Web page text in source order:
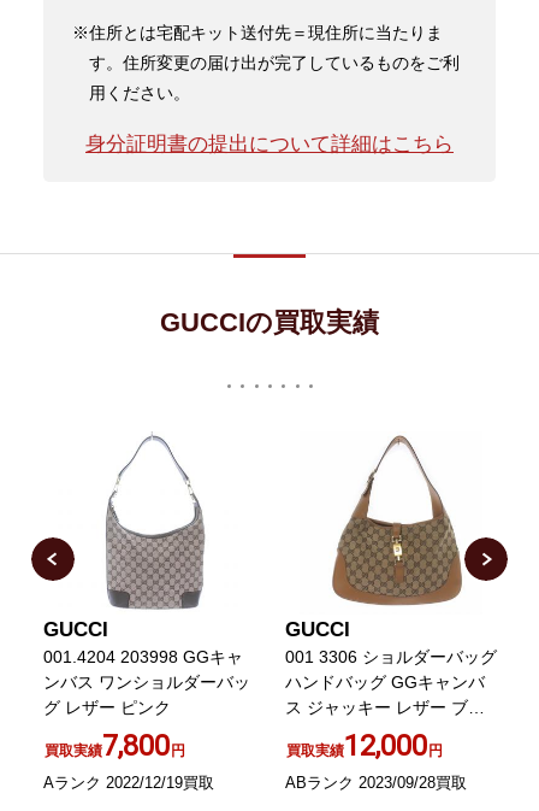
※住所とは宅配キット送付先＝現住所に当たりま
す。住所変更の届け出が完了しているものをご利
用ください。
身分証明書の提出について詳細はこちら
GUCCIの買取実績
GUCCI
001.4204 203998 GGキャ
ンバス ワンショルダーバッ
グ レザー ピンク
買取実績7,800円
Aランク 2022/12/19買取
GUCCI
001 3306 ショルダーバッグ
ハンドバッグ GGキャンバ
ス ジャッキー レザー ブラ
買取実績12,000円
ABランク 2023/09/28買取